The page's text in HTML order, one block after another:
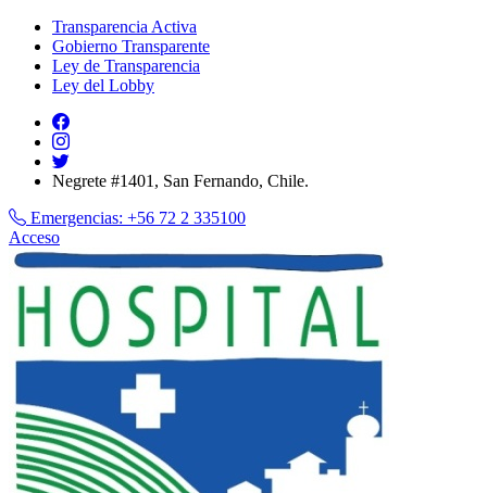
Transparencia Activa
Gobierno Transparente
Ley de Transparencia
Ley del Lobby
Negrete #1401, San Fernando, Chile.
Emergencias: +56 72 2 335100
Acceso